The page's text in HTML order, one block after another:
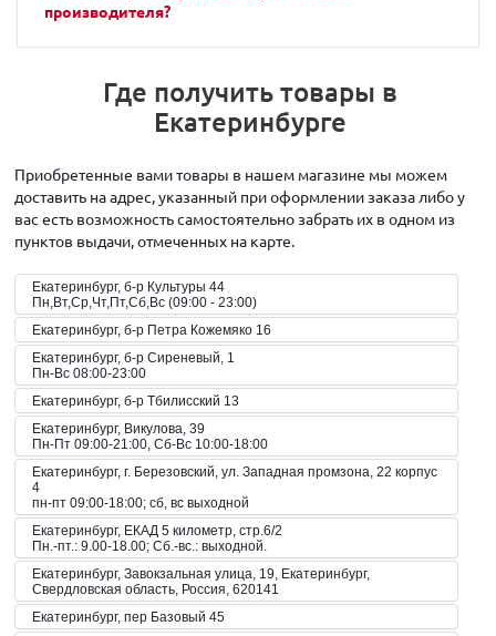
производителя?
Где получить товары в
Екатеринбурге
Приобретенные вами товары в нашем магазине мы можем
доставить на адрес, указанный при оформлении заказа либо у
вас есть возможность самостоятельно забрать их в одном из
пунктов выдачи, отмеченных на карте.
Екатеринбург, б-р Культуры 44
Пн,Вт,Ср,Чт,Пт,Сб,Вс (09:00 - 23:00)
Екатеринбург, б-р Петра Кожемяко 16
Екатеринбург, б-р Сиреневый, 1
Пн-Вс 08:00-23:00
Екатеринбург, б-р Тбилисский 13
Екатеринбург, Викулова, 39
Пн-Пт 09:00-21:00, Сб-Вс 10:00-18:00
Екатеринбург, г. Березовский, ул. Западная промзона, 22 корпус
4
пн-пт 09:00-18:00; сб, вс выходной
Екатеринбург, ЕКАД 5 километр, стр.6/2
Пн.-пт.: 9.00-18.00; Сб.-вс.: выходной.
Екатеринбург, Завокзальная улица, 19, Екатеринбург,
Свердловская область, Россия, 620141
Екатеринбург, пер Базовый 45